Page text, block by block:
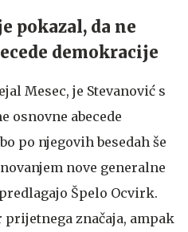
pokazal, da ne
demokracije
Mesec, je Stevanović s
osnovne abecede
po njegovih besedah še
nove generalne
Špelo Ocvirk.
značaja, ampak